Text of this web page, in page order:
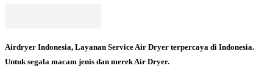
Airdryer Indonesia, Layanan Service Air Dryer terpercaya di Indonesia.
Untuk segala macam jenis dan merek Air Dryer.